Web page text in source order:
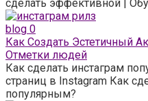
сделать эффективной |
blog 0
Как Создать Эстетичный
Отметки людей
Как сделать инстаграм
страниц в Instagram Как
популярным?